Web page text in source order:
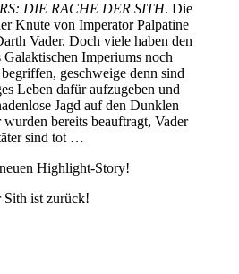
DIE RACHE DER SITH. Die
Knute von Imperator Palpatine
Vader. Doch viele haben den
Galaktischen Imperiums noch
geschweige denn sind
Leben dafür aufzugeben und
Jagd auf den Dunklen
bereits beauftragt, Vader
sind tot …
Highlight-Story!
ist zurück!